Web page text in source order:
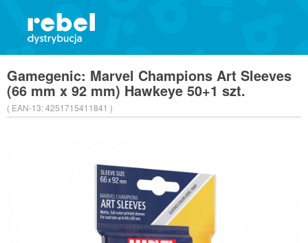
Gamegenic: Marvel Champions Art Sleeves
(66 mm x 92 mm) Hawkeye 50+1 szt.
( EAN-13:4251715411841 )